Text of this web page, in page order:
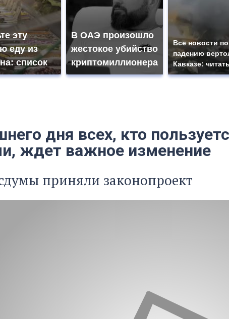
эту
еду из
список
В ОАЭ произошло
жестокое убийство
криптомиллионера
Все новости по
падению
Кавказе:
дня всех, кто
ждет важное изменение
приняли законопроект